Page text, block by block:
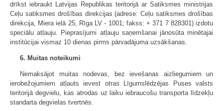
drīkst iebraukt Latvijas Republikas teritorijā ar Satiksmes ministrijas
Ceļu satiksmes drošības direkcijas (adrese: Ceļu satiksmes drošības
direkcija, Miera ielā 25, Rīga LV - 1001; fakss: + 371 7 828301) izdotu
speciālu atļauju. Pieprasījumi atļauju saņemšanai jānosūta minētajai
institūcijai vismaz 10 dienas pirms pārvadājuma uzsākšanas.
6. Muitas noteikumi
Nemaksājot muitas nodevas, bez ievešanas aizliegumiem un
ierobežojumiem atļauts ievest otras Līgumslēdzējas Puses valsts
teritorijā degvielu, kas atrodas uz laiku iebraucošu transporta līdzekļu
standarta degvielas tvertnēs.